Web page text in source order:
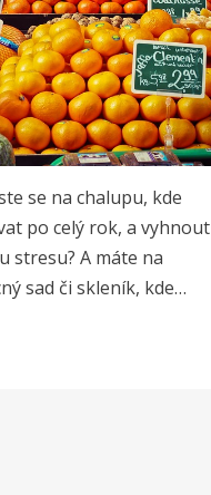
se na chalupu, kde
po celý rok, a vyhnout
stresu? A máte na
sad či skleník, kde…